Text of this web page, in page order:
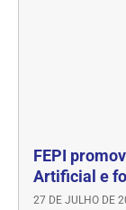
FEPI
Artificial e
27 DE JULHO DE